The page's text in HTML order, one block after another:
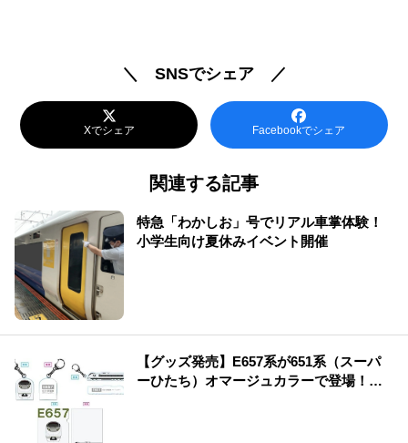
＼ SNSでシェア ／
Xでシェア Facebookでシェア
関連する記事
特急「わかしお」号でリアル車掌体験！
小学生向け夏休みイベント開催
【グッズ発売】E657系が651系（スーパ
ーひたち）オマージュカラーで登場！運